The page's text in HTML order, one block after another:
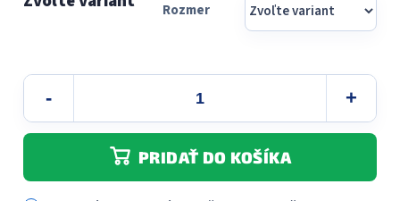
Rozmer
PRIDAŤ DO KOŠÍKA